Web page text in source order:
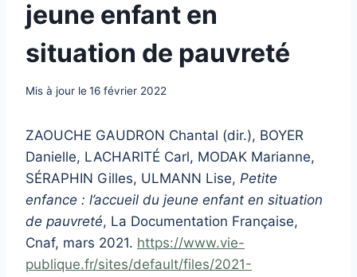
jeune enfant en
situation de pauvreté
Mis à jour le16 février 2022
ZAOUCHE GAUDRON Chantal (dir.), BOYER
Danielle, LACHARITÉ Carl, MODAK Marianne,
SÉRAPHIN Gilles, ULMANN Lise, Petite
enfance : l’accueil du jeune enfant en situation
de pauvreté, La Documentation Française,
Cnaf, mars 2021. https://www.vie-
publique.fr/sites/default/files/2021-